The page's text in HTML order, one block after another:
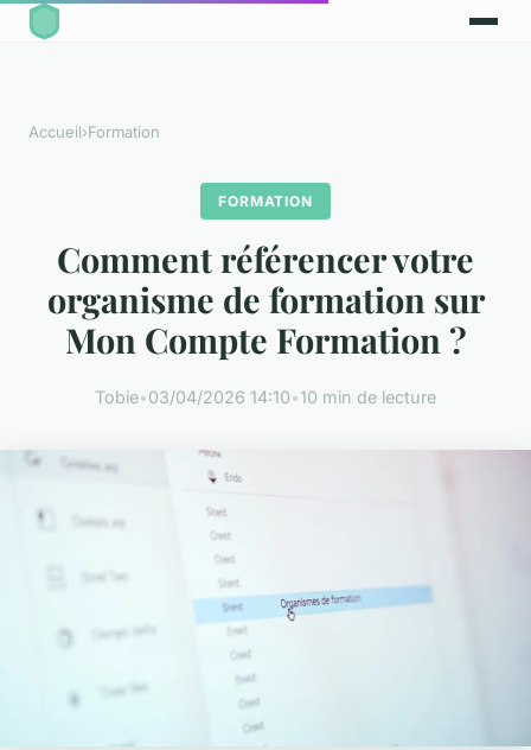
Accueil›Formation
FORMATION
Comment référencer votre
organisme de formation sur
Mon Compte Formation ?
Tobie•03/04/2026 14:10•10 min de lecture